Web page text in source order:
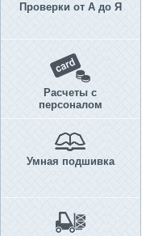
Проверки от А до Я
Расчеты с
персоналом
Умная подшивка